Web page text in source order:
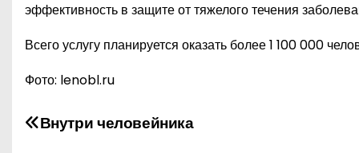
эффективность в защите от тяжелого течения
Всего услугу планируется оказать более 1 100 000
Фото: lenobl.ru
НВнутри человейника